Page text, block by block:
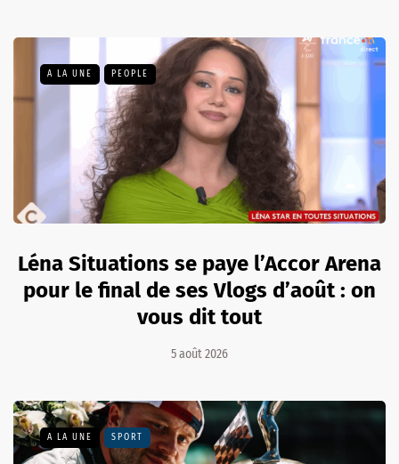
A LA UNE PEOPLE
Léna Situations se paye l’Accor Arena
pour le final de ses Vlogs d’août : on
vous dit tout
5 août 2026
A LA UNE SPORT